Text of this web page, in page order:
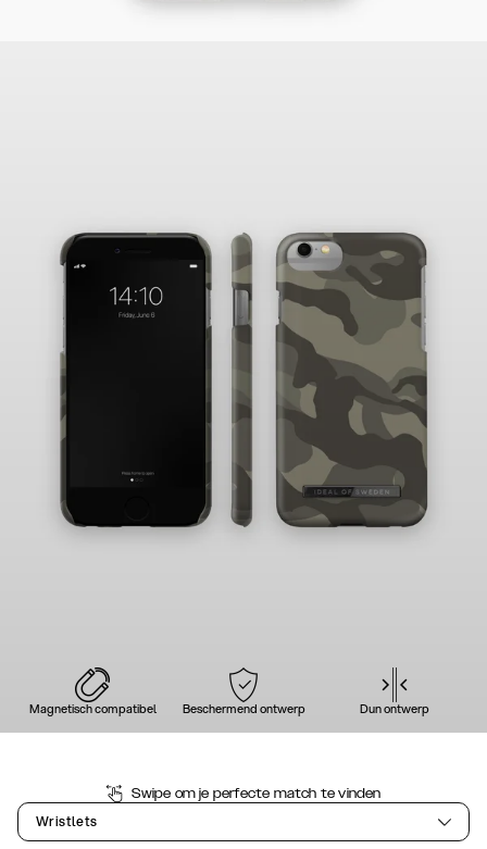
Magnetisch compatibel Beschermend ontwerp Dun ontwerp
Swipe om je perfecte match te vinden
Wristlets